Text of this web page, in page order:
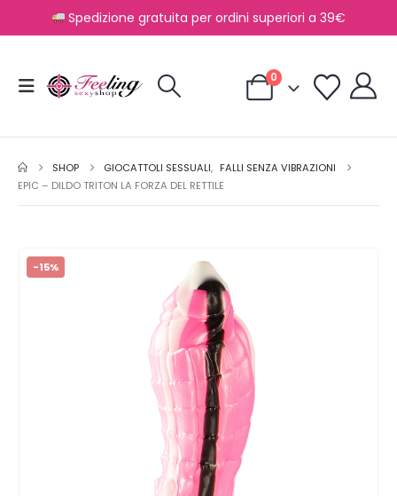
Spedizione gratuita per ordini superiori a 39€
0
SHOP GIOCATTOLI SESSUALI, FALLI SENZA VIBRAZIONI
EPIC – DILDO TRITON LA FORZA DEL RETTILE
-15%